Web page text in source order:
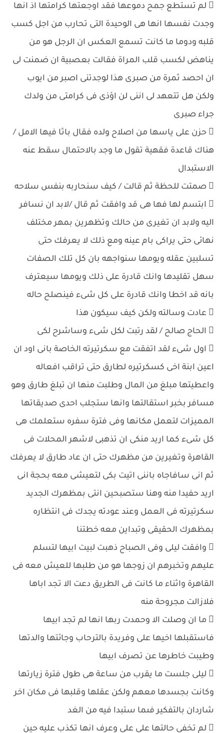
 لم تستطع جمح دموعها فقد اوجعتها كرامتها اذ انها
وجدت نفسها انها هى الوحيدة التى تحارب من اجل كسب
قلبه ودوما ما كانت تسمع العكس ان الرجل هو من
يناهض لكسب قلب المراة فقالت بعصبية ان ضمنت لى
ان احصد ثمرة من صبرى هذا لوجدتنى اصبر من ايوب
ولكن هل تتعهد لى اننى لن اؤذى فى كرامتى من ولدك
جراء صبرى
 حزن على ياسها من اصلاح ولده فقال باثا فيها الامل /
هناك قاعدة فقهية تقول ما وجد بالاحتمال سقط عنه
الاستبدال
 صمتت للحظة ثم قالت / كيف سنحاربه بنفس سلاحه
 ابتسم لها فها هى قد وافقت ثم قال /لابد ان نسافر
اليه ولابد ان تغيرى من حالك وتظهرين بمهر مختلف
نهائى حتى يراكى بام عينه ومع ذلك لا يعرفك حتى
تسلبين عقله ويومها سنواجهه بان كل تلك الصفات
سهل تقليدها وانك قادرة على ذلك ويومها سيعترف
بانه قد اخطا وانك قادرة على كل شىء فينصلح حاله
 عادت وسالته ولكن كيف سيكون هذا
 الحاج صالح / لقد رتبت لكل شىء وساشرح لكى
 اول شىء لقد اتفقت مع سكرتيرته الخاصة بانى اود ان
اعين ابنة اخى كسكرتيره لطارق حتى تراقب افعاله
واعطيتها مبلغ من المال وطلبت منها ان تبلغ طارق وهو
مسافر بخبر استقالتها وانها ستجلب احدى صديقاتها
المميزات لتعمل مكانها وفى فترة سفره ستعلمك هى
كل شىء كما اريد منكى ان تذهبى لاشهر المحلات فى
القاهرة وتغيرين من مظهرك حتى ان عاد طارق لا يعرفك
ثم انى سافاجاه باننى اتيت بكى لتعيشى معه بحجة انى
اريد حفيدا منه وهنا ستصبحين انتى بمظهرك الجديد
سكرتيرته فى العمل وعند عودته يجدك فى انتظاره
بمظهرك الحقيقى وتبداين معه خطتنا
 وافقت ليلى وفى الصباح ذهبت لبيت ابيها لتسلم
عليهم وتخبرهم ان زوجها هو من طلبها للعيش معه فى
القاهرة واثناء ما كانت فى الطريق دعت الا تجد اباها
فلازالت مجروحة منه
 ما ان وصلت الا وحمدت ربها انها لم تجد ابيها
فاستقبلها اخيها على وفريدة بالترحاب وجائتها والدتها
وطيبت خاطرها عن تصرف ابيها
 ليلى جلست ما يقرب من ساعة هى طول فترة زيارتها
وكانت بجسدها معهم ولكن عقلها وقلبها فى مكان اخر
شاردان بالتفكير فىما ستبدا فيه من الغد
 لم تخفى حالتها على على وعرف انها تكذب عليه حين